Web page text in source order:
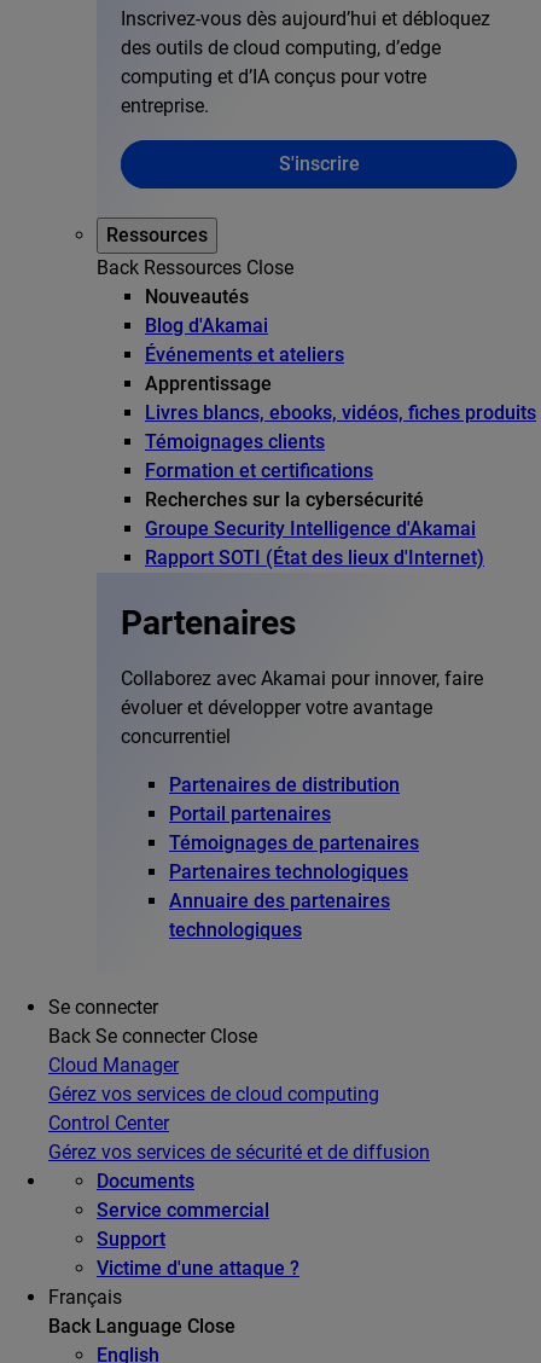
Inscrivez-vous dès aujourd’hui et débloquez
des outils de cloud computing, d’edge
computing et d’IA conçus pour votre
entreprise.
S'inscrire
Ressources
Back Ressources Close
Nouveautés
Blog d'Akamai
Événements et ateliers
Apprentissage
Livres blancs, ebooks, vidéos, fiches produits
Témoignages clients
Formation et certifications
Recherches sur la cybersécurité
Groupe Security Intelligence d'Akamai
Rapport SOTI (État des lieux d'Internet)
Partenaires
Collaborez avec Akamai pour innover, faire
évoluer et développer votre avantage
concurrentiel
Partenaires de distribution
Portail partenaires
Témoignages de partenaires
Partenaires technologiques
Annuaire des partenaires
technologiques
Se connecter
Back Se connecter Close
Cloud Manager
Gérez vos services de cloud computing
Control Center
Gérez vos services de sécurité et de diffusion
Documents
Service commercial
Support
Victime d'une attaque ?
Français
Back Language Close
English